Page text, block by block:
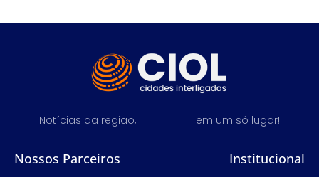
Notícias da região, em um só lugar!
Nossos Parceiros Institucional